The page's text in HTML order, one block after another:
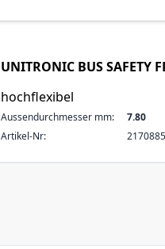
UNITRONIC BUS SAFETY
hochflexibel
Aussendurchmesser mm:
7.80
Artikel-Nr:
2170885